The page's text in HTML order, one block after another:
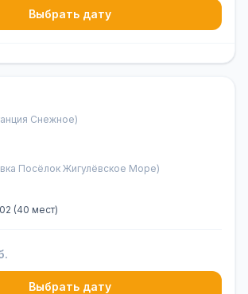
Выбрать дату
Снежное)
Посёлок Жигулёвское Море)
(40 мест)
Выбрать дату